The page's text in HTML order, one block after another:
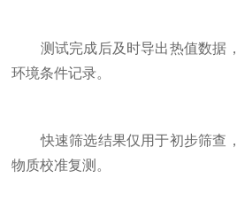
测试完成后及时导出热值数据，
环境条件记录。
快速筛选结果仅用于初步筛查
物质校准复测。